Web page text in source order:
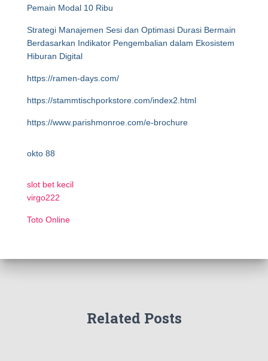
Pemain Modal 10 Ribu
Strategi Manajemen Sesi dan Optimasi Durasi Bermain
Berdasarkan Indikator Pengembalian dalam Ekosistem
Hiburan Digital
https://ramen-days.com/
https://stammtischporkstore.com/index2.html
https://www.parishmonroe.com/e-brochure
okto 88
slot bet kecil
virgo222
Toto Online
Related Posts